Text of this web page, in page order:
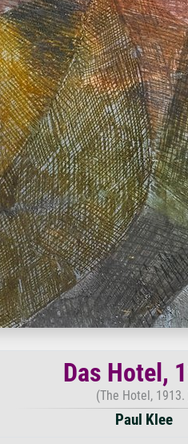
Das Hotel,
(The Hotel, 1913.
Paul Klee